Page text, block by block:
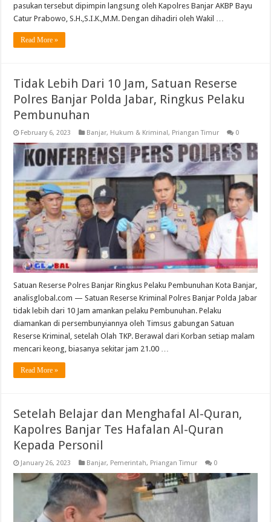
pasukan tersebut dipimpin langsung oleh Kapolres Banjar AKBP Bayu
Catur Prabowo, S.H.,S.I.K.,M.M. Dengan dihadiri oleh Wakil …
Read More »
Tidak Lebih Dari 10 Jam, Satuan Reserse
Polres Banjar Polda Jabar, Ringkus Pelaku
Pembunuhan
February 6, 2023 Banjar, Hukum & Kriminal, Priangan Timur 0
Satuan Reserse Polres Banjar Ringkus Pelaku Pembunuhan Kota Banjar,
analisglobal.com — Satuan Reserse Kriminal Polres Banjar Polda Jabar
tidak lebih dari 10 Jam amankan pelaku Pembunuhan. Pelaku
diamankan di persembunyiannya oleh Timsus gabungan Satuan
Reserse Kriminal, setelah Olah TKP. Berawal dari Korban setiap malam
mencari keong, biasanya sekitar jam 21.00 …
Read More »
Setelah Belajar dan Menghafal Al-Quran,
Kapolres Banjar Tes Hafalan Al-Quran
Kepada Personil
January 26, 2023 Banjar, Pemerintah, Priangan Timur 0